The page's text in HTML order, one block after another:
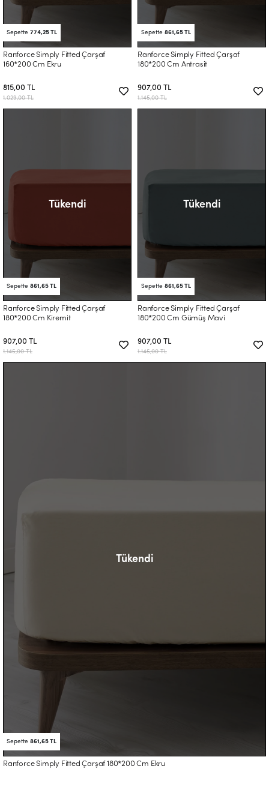
Sepette 774,25 TL
Ranforce Simply Fitted Çarşaf
160*200 Cm Ekru
815,00 TL
1.029,00 TL
Sepette 861,65 TL
Ranforce Simply Fitted Çarşaf
180*200 Cm Antrasit
907,00 TL
1.145,00 TL
Sepette 861,65 TL
Tükendi
Ranforce Simply Fitted Çarşaf
180*200 Cm Kiremit
907,00 TL
1.145,00 TL
Sepette 861,65 TL
Tükendi
Ranforce Simply Fitted Çarşaf
180*200 Cm Gümüş Mavi
907,00 TL
1.145,00 TL
Sepette 861,65 TL
Tükendi
Ranforce Simply Fitted Çarşaf 180*200 Cm Ekru